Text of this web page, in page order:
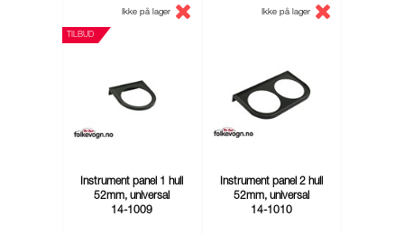
TILBUD
Ikke på lager
Instrument panel 1 hull
52mm, universal
14-1009
Ikke på lager
Instrument panel 2 hull
52mm, universal
14-1010